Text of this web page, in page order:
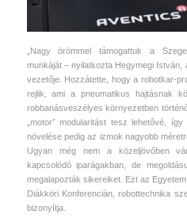
„Nagy örömmel támogattuk a
munkáját – nyilatkozta Hegymegi
vezetője. Hozzátette, hogy a robotkar-
rejlik, ami a pneumatikus hajtásnak
robbanásveszélyes környezetben
„motor” modularitást tesz lehetővé,
növelése pedig az izmok nagyobb
Ugyan még nem a közeljövőben
kapcsolódó iparágakban, de
megalapozták sikereiket. Ezt az
Diákköri Konferencián, robottechnika
bizonyítja.